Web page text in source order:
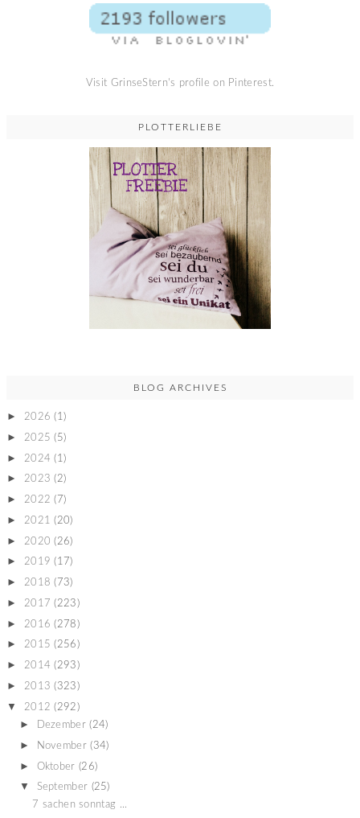
Visit GrinseStern's profile on Pinterest.
PLOTTERLIEBE
BLOG ARCHIVES
► 2026 (1)
► 2025 (5)
► 2024 (1)
► 2023 (2)
► 2022 (7)
► 2021 (20)
► 2020 (26)
► 2019 (17)
► 2018 (73)
► 2017 (223)
► 2016 (278)
► 2015 (256)
► 2014 (293)
► 2013 (323)
▼ 2012 (292)
► Dezember (24)
► November (34)
► Oktober (26)
▼ September (25)
7 sachen sonntag ...